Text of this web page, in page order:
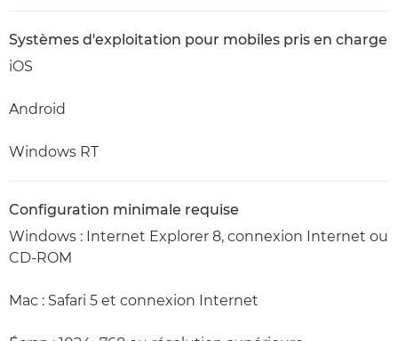
Systèmes d'exploitation pour mobiles pris en charge
iOS
Android
Windows RT
Configuration minimale requise
Windows : Internet Explorer 8, connexion Internet ou
CD-ROM
Mac : Safari 5 et connexion Internet